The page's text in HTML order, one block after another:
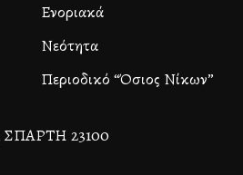
Ενοριακά
Νεότητα
Περιοδικό “Όσιος Νίκων”
23100